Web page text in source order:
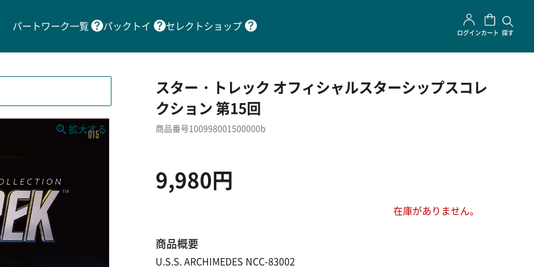
パートワーク一覧 パックトイ セレクトショップ ログインカート 探す
スター・トレック オフィシャルスターシップスコレ
クション 第15回
商品番号100998001500000b
9,980円
在庫がありません。
商品概要
U.S.S. ARCHIMEDES NCC-83002